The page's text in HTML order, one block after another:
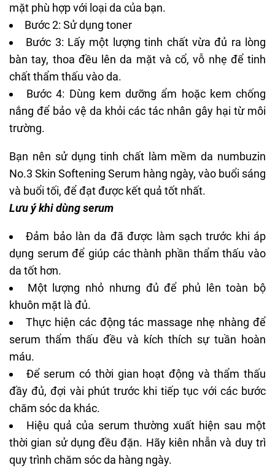
mặt phù hợp với loại da của bạn.
Bước 2: Sử dụng toner
Bước 3: Lấy một lượng tinh chất vừa đủ ra lòng
bàn tay, thoa đều lên da mặt và cổ, vỗ nhẹ để tinh
chất thẩm thấu vào da.
Bước 4: Dùng kem dưỡng ẩm hoặc kem chống
nắng để bảo vệ da khỏi các tác nhân gây hại từ môi
trường.
Bạn nên sử dụng tinh chất làm mềm da numbuzin
No.3 Skin Softening Serum hàng ngày, vào buổi sáng
và buổi tối, để đạt được kết quả tốt nhất.
Lưu ý khi dùng serum
Đảm bảo làn da đã được làm sạch trước khi áp
dụng serum để giúp các thành phần thẩm thấu vào
da tốt hơn.
Một lượng nhỏ nhưng đủ để phủ lên toàn bộ
khuôn mặt là đủ.
Thực hiện các động tác massage nhẹ nhàng để
serum thẩm thấu đều và kích thích sự tuần hoàn
máu.
Để serum có thời gian hoạt động và thẩm thấu
đầy đủ, đợi vài phút trước khi tiếp tục với các bước
chăm sóc da khác.
Hiệu quả của serum thường xuất hiện sau một
thời gian sử dụng đều đặn. Hãy kiên nhẫn và duy trì
quy trình chăm sóc da hàng ngày.